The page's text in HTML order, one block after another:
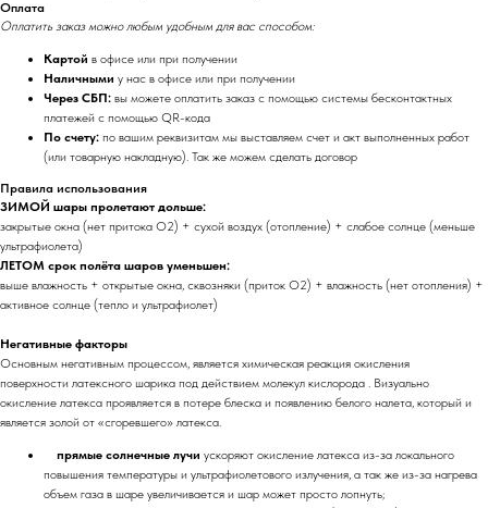
Оплата
Оплатить заказ можно любым удобным для вас способом:
Картой в офисе или при получении
Наличными у нас в офисе или при получении
Через СБП: вы можете оплатить заказ с помощью системы бесконтактных
платежей с помощью QR-кода
По счету: по вашим реквизитам мы выставляем счет и акт выполненных работ
(или товарную накладную). Так же можем сделать договор
Правила использования
ЗИМОЙ шары пролетают дольше:
закрытые окна (нет притока O2) + сухой воздух (отопление) + слабое солнце (меньше
ультрафиолета)
ЛЕТОМ срок полёта шаров уменьшен:
выше влажность + открытые окна, сквозняки (приток O2) + влажность (нет отопления) +
активное солнце (тепло и ультрафиолет)
Негативные факторы
Основным негативным процессом, является химическая реакция окисления
поверхности латексного шарика под действием молекул кислорода . Визуально
окисление латекса проявляется в потере блеска и появлению белого налета, который и
является золой от «сгоревшего» латекса.
прямые солнечные лучи ускоряют окисление латекса из-за локального
повышения температуры и ультрафиолетового излучения, а так же из-за нагрева
объем газа в шаре увеличивается и шар может просто лопнуть;